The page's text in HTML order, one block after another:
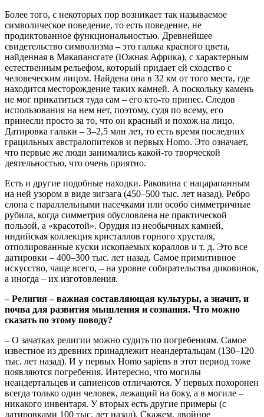
Более того, с некоторых пор возникает так называемое
символическое поведение, то есть поведение, не
продиктованное функциональностью. Древнейшее
свидетельство символизма – это галька красного цвета,
найденная в Макапансгате (Южная Африка), с характерным
естественным рельефом, который придает ей сходство с
человеческим лицом. Найдена она в 32 км от того места, где
находится месторождение таких камней. А поскольку камень
не мог прикатиться туда сам – его кто-то принес. Следов
использования на нем нет, поэтому, судя по всему, его
принесли просто за то, что он красный и похож на лицо.
Датировка гальки – 3–2,5 млн лет, то есть время последних
грацильных австралопитеков и первых Homo. Это означает,
что первые же люди занимались какой-то творческой
деятельностью, что очень приятно.
Есть и другие подобные находки. Раковина с нацарапанным
на ней узором в виде зигзага (450–500 тыс. лет назад). Ребро
слона с параллельными насечками или особо симметричные
рубила, когда симметрия обусловлена не практической
пользой, а «красотой». Орудия из необычных камней,
индийская коллекция кристаллов горного хрусталя,
отполированные куски ископаемых кораллов и т. д. Это все
датировки – 400–300 тыс. лет назад. Самое примитивное
искусство, чаще всего, – на уровне собирательства диковинок,
а иногда – их изготовления.
– Религия – важная составляющая культуры, а значит, и
почва для развития мышления и сознания. Что можно
сказать по этому поводу?
– О зачатках религии можно судить по погребениям. Самое
известное из древних принадлежит неандертальцам (130–120
тыс. лет назад). И у первых Homo sapiens в этот период тоже
появляются погребения. Интересно, что могилы
неандертальцев и сапиенсов отличаются. У первых похоронен
всегда только один человек, лежащий на боку, а в могиле –
никакого инвентаря. У вторых есть другие примеры (с
датировками 100 тыс. лет назад). Скажем, двойное